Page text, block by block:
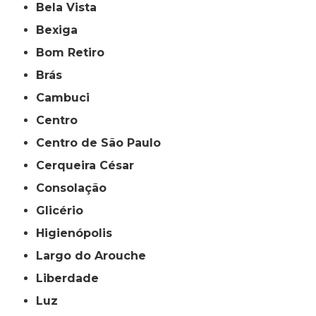
Bela Vista
Bexiga
Bom Retiro
Brás
Cambuci
Centro
Centro de São Paulo
Cerqueira César
Consolação
Glicério
Higienópolis
Largo do Arouche
Liberdade
Luz